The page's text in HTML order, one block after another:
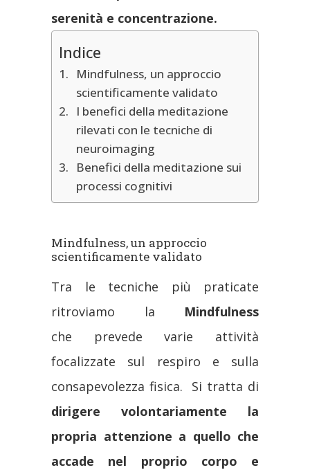
serenità e concentrazione.
Indice
Mindfulness, un approccio
scientificamente validato
I benefici della meditazione
rilevati con le tecniche di
neuroimaging
Benefici della meditazione sui
processi cognitivi
Mindfulness, un approccio
scientificamente validato
Tra le tecniche più praticate
ritroviamo la Mindfulness
che prevede varie attività
focalizzate sul respiro e sulla
consapevolezza fisica. Si tratta di
dirigere volontariamente la
propria attenzione a quello che
accade nel proprio corpo e